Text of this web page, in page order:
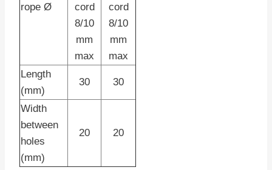
rope Ø
cord
8/10
mm
max
cord
8/10
mm
max
Length
(mm)
30 30
Width
between
holes
(mm)
20 20